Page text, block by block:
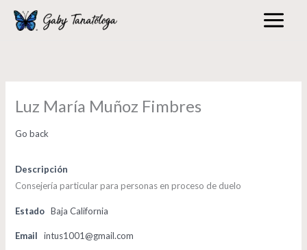
Luz María Muñoz Fimbres
Go back
Descripción
Consejería particular para personas en proceso de duelo
Estado Baja California
Email intus1001@gmail.com